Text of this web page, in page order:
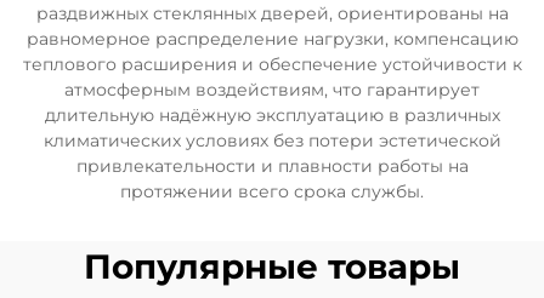
раздвижных стеклянных дверей, ориентированы на
равномерное распределение нагрузки, компенсацию
теплового расширения и обеспечение устойчивости к
атмосферным воздействиям, что гарантирует
длительную надёжную эксплуатацию в различных
климатических условиях без потери эстетической
привлекательности и плавности работы на
протяжении всего срока службы.
Популярные товары